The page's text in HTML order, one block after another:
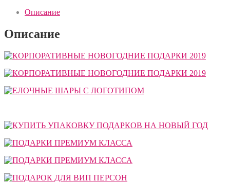
Описание
Описание